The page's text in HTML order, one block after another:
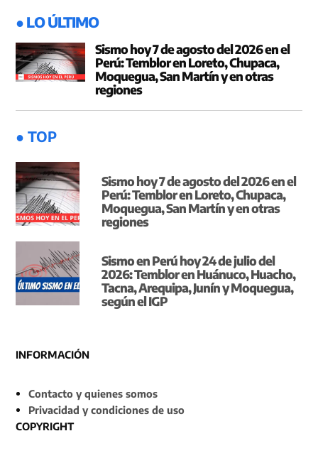
● LO ÚLTIMO
Sismo hoy 7 de agosto del 2026 en el
Perú: Temblor en Loreto, Chupaca,
Moquegua, San Martín y en otras
regiones
● TOP
Sismo hoy 7 de agosto del 2026 en el
Perú: Temblor en Loreto, Chupaca,
Moquegua, San Martín y en otras
regiones
Sismo en Perú hoy 24 de julio del
2026: Temblor en Huánuco, Huacho,
Tacna, Arequipa, Junín y Moquegua,
según el IGP
INFORMACIÓN
Contacto y quienes somos
Privacidad y condiciones de uso
COPYRIGHT